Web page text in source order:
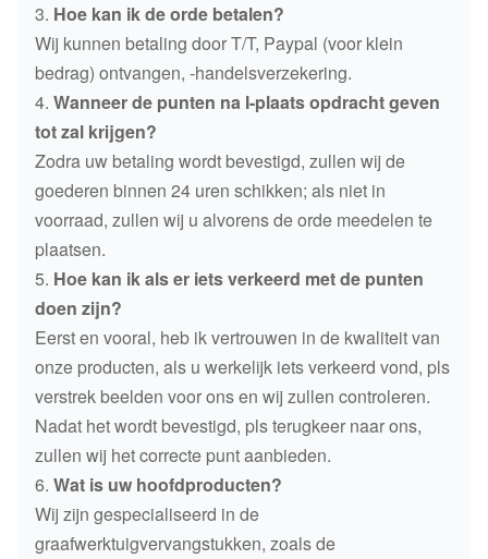
3. Hoe kan ik de orde betalen?
Wij kunnen betaling door T/T, Paypal (voor klein
bedrag) ontvangen, -handelsverzekering.
4. Wanneer de punten na I-plaats opdracht geven
tot zal krijgen?
Zodra uw betaling wordt bevestigd, zullen wij de
goederen binnen 24 uren schikken; als niet in
voorraad, zullen wij u alvorens de orde meedelen te
plaatsen.
5. Hoe kan ik als er iets verkeerd met de punten
doen zijn?
Eerst en vooral, heb ik vertrouwen in de kwaliteit van
onze producten, als u werkelijk iets verkeerd vond, pls
verstrek beelden voor ons en wij zullen controleren.
Nadat het wordt bevestigd, pls terugkeer naar ons,
zullen wij het correcte punt aanbieden.
6. Wat is uw hoofdproducten?
Wij zijn gespecialiseerd in de
graafwerktuigvervangstukken, zoals de